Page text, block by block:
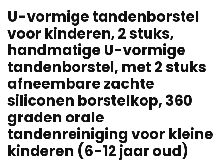
U-vormige tandenborstel
voor kinderen, 2 stuks,
handmatige U-vormige
tandenborstel, met 2 stuks
afneembare zachte
siliconen borstelkop, 360
graden orale
tandenreiniging voor kleine
kinderen (6-12 jaar oud)